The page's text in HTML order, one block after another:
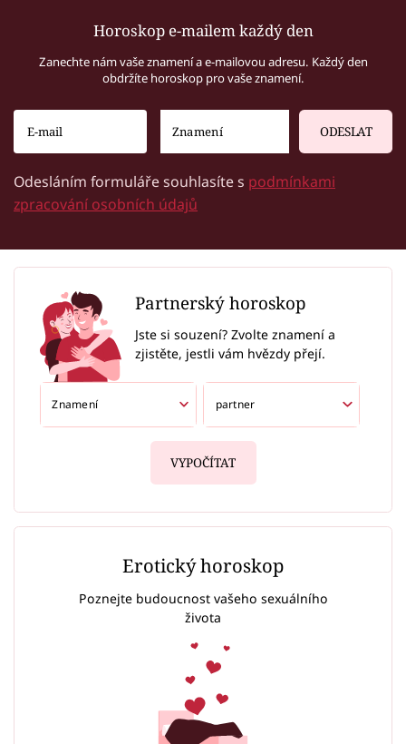
Horoskop e-mailem každý den
Zanechte nám vaše znamení a e-mailovou adresu. Každý den
obdržíte horoskop pro vaše znamení.
ODESLAT
Odesláním formuláře souhlasíte s podmínkami
zpracování osobních údajů
Partnerský horoskop
Jste si souzení? Zvolte znamení a
zjistěte, jestli vám hvězdy přejí.
VYPOČÍTAT
Erotický horoskop
Poznejte budoucnost vašeho sexuálního
života